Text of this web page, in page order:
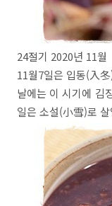
24절기 2020년 11월
11월7일은 입동(入
날에는 이 시기에 김
일은 소설(小雪)로